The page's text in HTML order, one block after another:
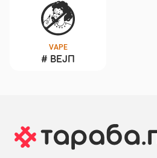
VAPE
# ВЕЈП